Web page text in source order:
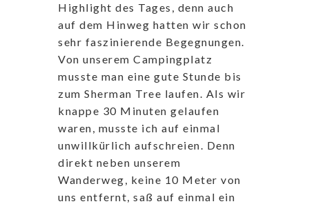
Highlight des Tages, denn auch
auf dem Hinweg hatten wir schon
sehr faszinierende Begegnungen.
Von unserem Campingplatz
musste man eine gute Stunde bis
zum Sherman Tree laufen. Als wir
knappe 30 Minuten gelaufen
waren, musste ich auf einmal
unwillkürlich aufschreien. Denn
direkt neben unserem
Wanderweg, keine 10 Meter von
uns entfernt, saß auf einmal ein